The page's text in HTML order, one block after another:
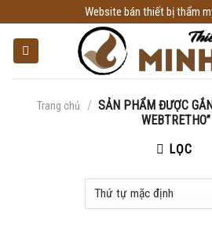
to
content
Website bán thiết bị thẩm
Trang chủ / SẢN PHẨM ĐƯỢC
WEBTRETHO”
LỌC